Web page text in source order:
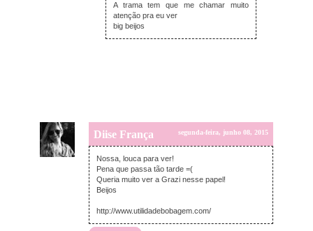
A trama tem que me chamar muito
atenção pra eu ver
big beijos
Diise França segunda-feira, junho 08, 2015
Nossa, louca para ver!
Pena que passa tão tarde =(
Queria muito ver a Grazi nesse papel!
Beijos
http://www.utilidadebobagem.com/